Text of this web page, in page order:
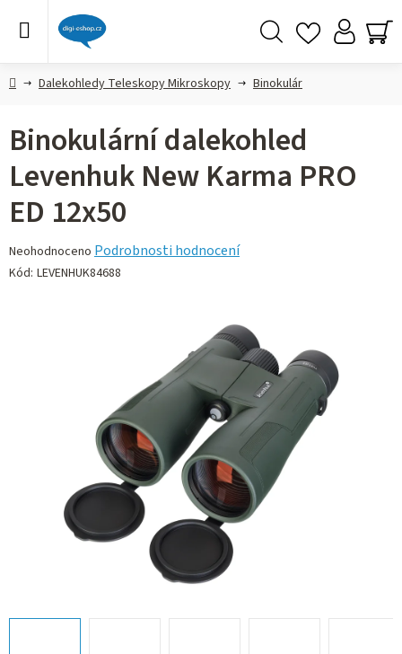
DomůDalekohledy Teleskopy Mikroskopy Binokulár
Binokulární dalekohled
Levenhuk New Karma PRO
ED 12x50
Průměrné
hodnocení
Neohodnoceno Podrobnosti hodnocení
Kód: LEVENHUK84688